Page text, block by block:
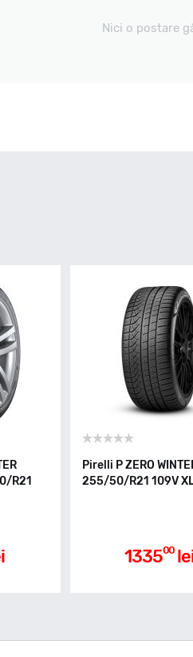
Nici o postare
R21
Pirelli P ZERO
255/50/R21 109V
133500